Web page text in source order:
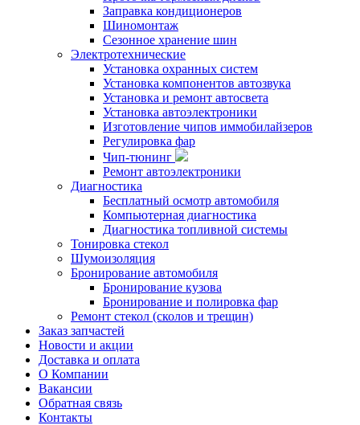
Заправка кондиционеров
Шиномонтаж
Сезонное хранение шин
Электротехнические
Установка охранных систем
Установка компонентов автозвука
Установка и ремонт автосвета
Установка автоэлектроники
Изготовление чипов иммобилайзеров
Регулировка фар
Чип-тюнинг
Ремонт автоэлектроники
Диагностика
Бесплатный осмотр автомобиля
Компьютерная диагностика
Диагностика топливной системы
Тонировка стекол
Шумоизоляция
Бронирование автомобиля
Бронирование кузова
Бронирование и полировка фар
Ремонт стекол (сколов и трещин)
Заказ запчастей
Новости и акции
Доставка и оплата
О Компании
Вакансии
Обратная связь
Контакты